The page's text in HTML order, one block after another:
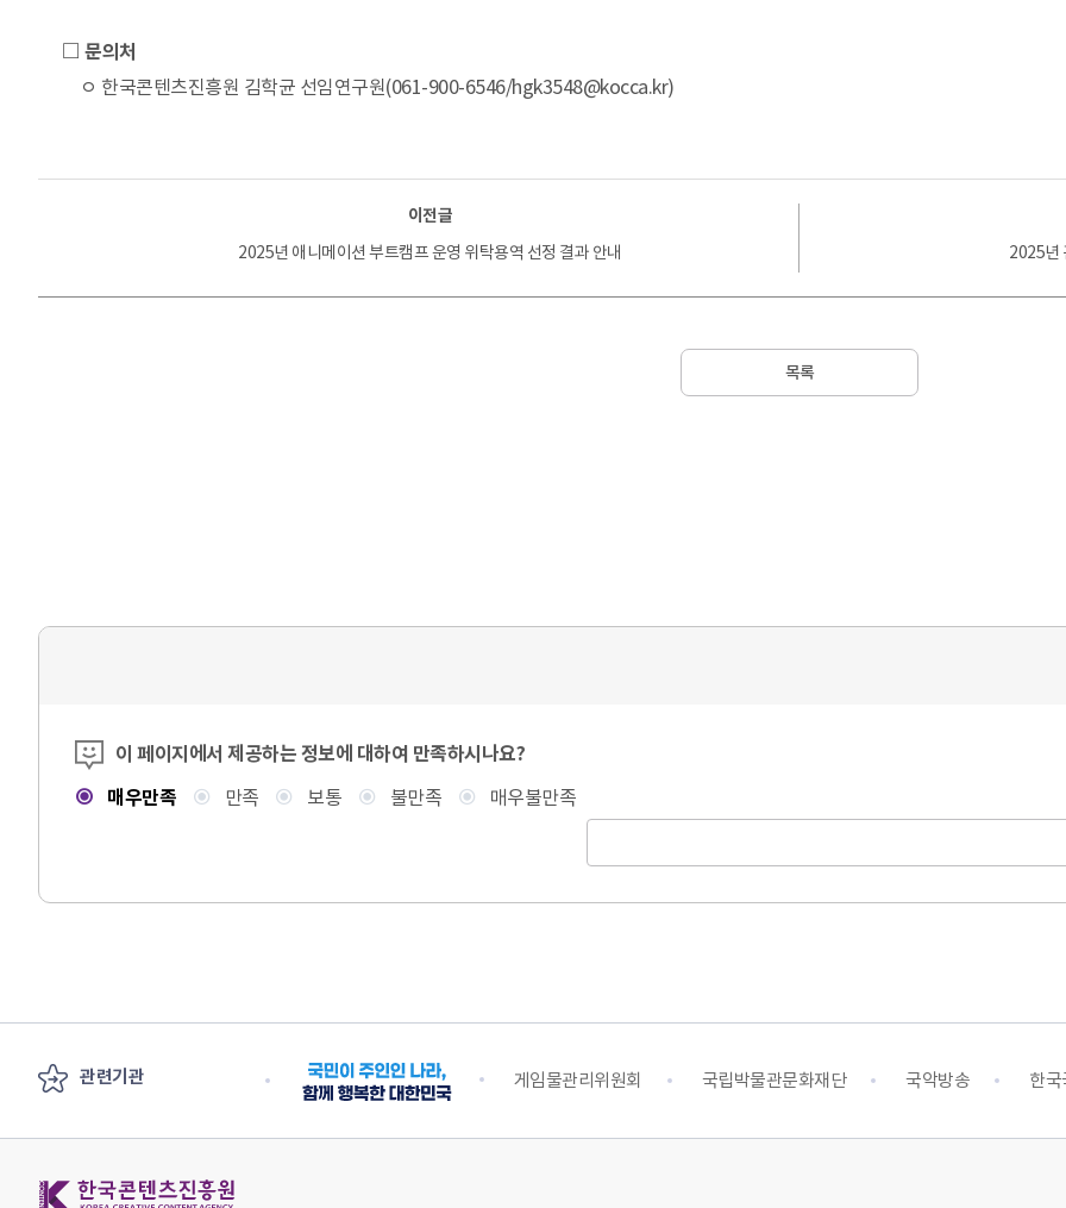
□ 문의처
ㅇ 한국콘텐츠진흥원 김학균 선임연구원(061-900-6546/hgk3548@kocca.kr)
이전글
2025년 애니메이션 부트캠프 운영 위탁용역 선정 결과 안내
2025년
목록
콘텐츠 만족도 조사
이 페이지에서 제공하는 정보에 대하여 만족하시나요?
매우만족
만족 보통 불만족 매우불만족
관련기관
전부 수출 플러스 지원단 게임물관리위원회 국립박물관문화재단 국악방송 한